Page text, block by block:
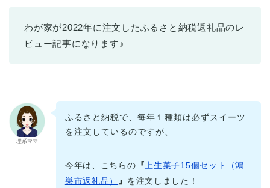
わが家が2022年に注文したふるさと納税返礼品のレ
ビュー記事になります♪
理系ママ
ふるさと納税で、毎年１種類は必ずスイーツ
を注文しているのですが、
今年は、こちらの 『上生菓子15個セット（鴻
巣市返礼品） 』 を注文しました！